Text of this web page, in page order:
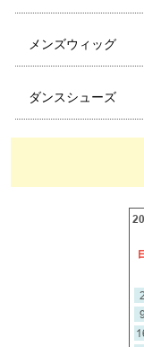
メンズウィッグ
ダンスシューズ